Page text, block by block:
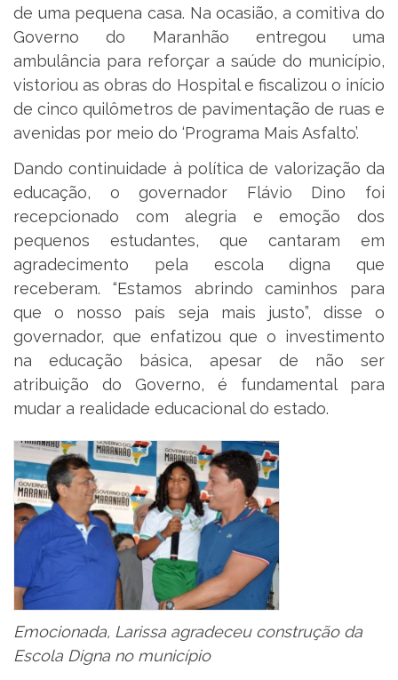
de uma pequena casa. Na ocasião, a comitiva do
Governo do Maranhão entregou uma
ambulância para reforçar a saúde do município,
vistoriou as obras do Hospital e fiscalizou o início
de cinco quilômetros de pavimentação de ruas e
avenidas por meio do ‘Programa Mais Asfalto’.
Dando continuidade à política de valorização da
educação, o governador Flávio Dino foi
recepcionado com alegria e emoção dos
pequenos estudantes, que cantaram em
agradecimento pela escola digna que
receberam. “Estamos abrindo caminhos para
que o nosso país seja mais justo”, disse o
governador, que enfatizou que o investimento
na educação básica, apesar de não ser
atribuição do Governo, é fundamental para
mudar a realidade educacional do estado.
Emocionada, Larissa agradeceu construção da
Escola Digna no município